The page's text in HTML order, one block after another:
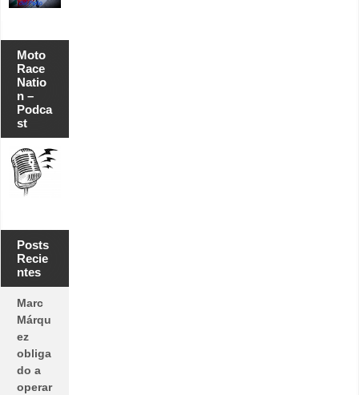
Moto
Race
Natio
n –
Podca
st
Posts
Recie
ntes
Marc
Márqu
ez
obliga
do a
operar